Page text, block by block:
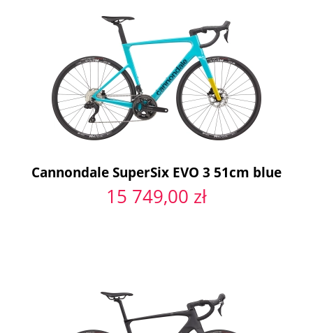
Cannondale SuperSix EVO 3 51cm blue
15 749,00 zł